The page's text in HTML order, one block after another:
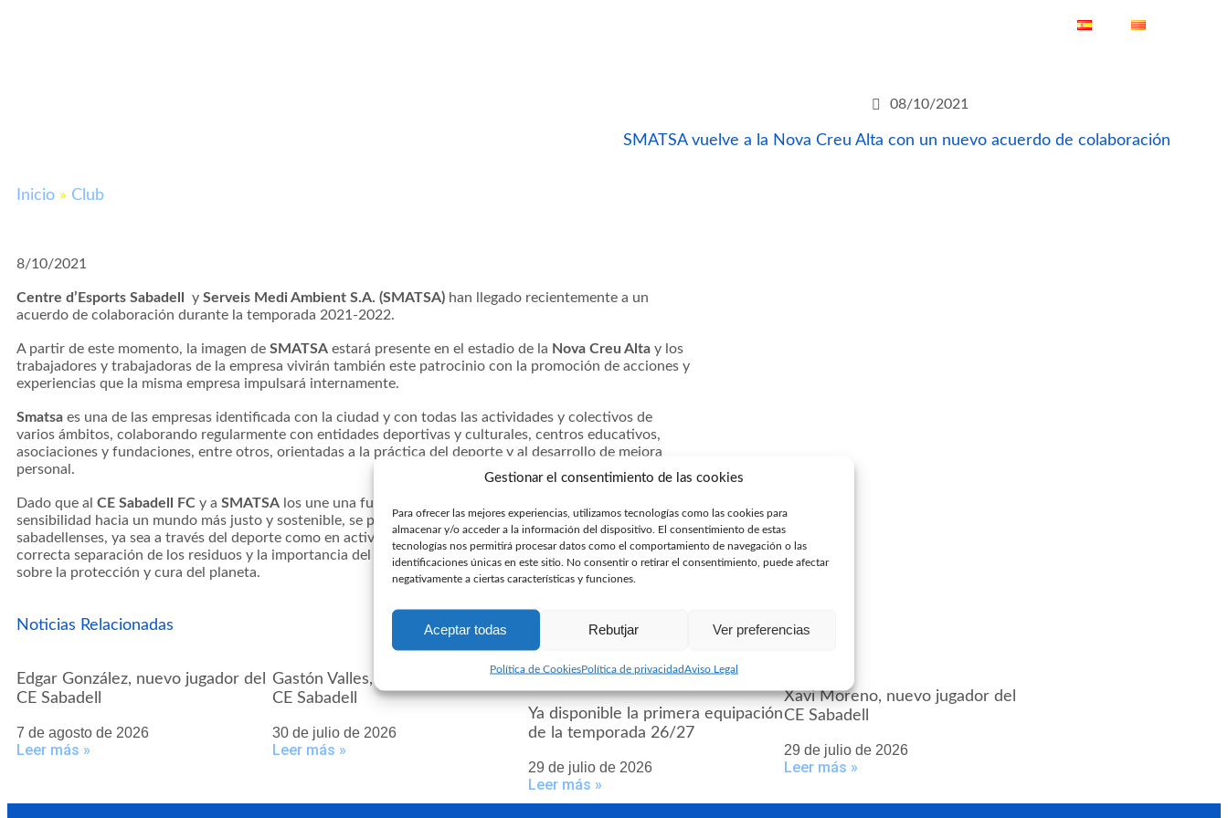
Gestionar el consentimiento de las cookies
Para ofrecer las mejores experiencias, utilizamos tecnologías como las cookies para
almacenar y/o acceder a la información del dispositivo. El consentimiento de estas
tecnologías nos permitirá procesar datos como el comportamiento de navegación o las
identificaciones únicas en este sitio. No consentir o retirar el consentimiento, puede afectar
negativamente a ciertas características y funciones.
Aceptar todas Rebutjar Ver preferencias
Política de CookiesPolítica de privacidadAviso Legal
08/10/2021
SMATSA vuelve a la Nova Creu Alta con un nuevo acuerdo de colaboración
Inicio » Club
8/10/2021
Centre d’Esports Sabadell y Serveis Medi Ambient S.A. (SMATSA) han llegado recientemente a un
acuerdo de colaboración durante la temporada 2021-2022.
A partir de este momento, la imagen de SMATSA estará presente en el estadio de la Nova Creu Alta y los
trabajadores y trabajadoras de la empresa vivirán también este patrocinio con la promoción de acciones y
experiencias que la misma empresa impulsará internamente.
Smatsa es una de las empresas identificada con la ciudad y con todas las actividades y colectivos de
varios ámbitos, colaborando regularmente con entidades deportivas y culturales, centros educativos,
asociaciones y fundaciones, entre otros, orientadas a la práctica del deporte y al desarrollo de mejora
personal.
Dado que al CE Sabadell FC y a SMATSA los une una fuerte conciencia colectiva y los valores y la
sensibilidad hacia un mundo más justo y sostenible, se prevé activar acciones familiares entre los
sabadellenses, ya sea a través del deporte como en actividades de concienciación y formación sobre la
correcta separación de los residuos y la importancia del reciclaje, con el objetivo de promover la reflexión
sobre la protección y cura del planeta.
Noticias Relacionadas
Edgar González, nuevo jugador del
CE Sabadell
7 de agosto de 2026
Leer más »
Gastón Valles, nuevo jugador del
CE Sabadell
30 de julio de 2026
Leer más »
Ya disponible la primera equipación
de la temporada 26/27
29 de julio de 2026
Leer más »
Xavi Moreno, nuevo jugador del
CE Sabadell
29 de julio de 2026
Leer más »